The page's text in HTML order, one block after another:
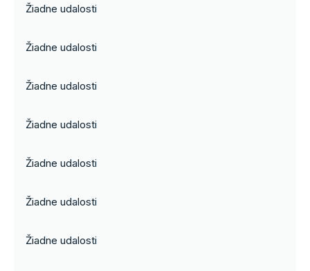
Žiadne udalosti
Žiadne udalosti
Žiadne udalosti
Žiadne udalosti
Žiadne udalosti
Žiadne udalosti
Žiadne udalosti